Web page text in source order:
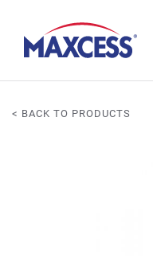
< BACK TO PRODUCTS